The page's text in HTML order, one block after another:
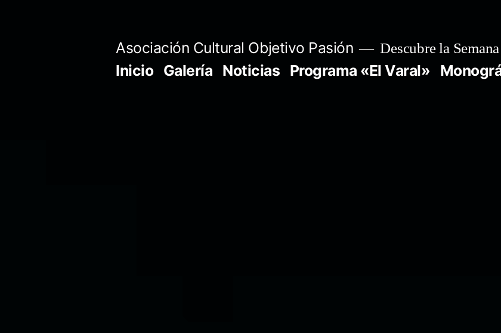
Asociación Cultural Objetivo Pasión Descubre la
Inicio Galería Noticias Programa «El Varal»